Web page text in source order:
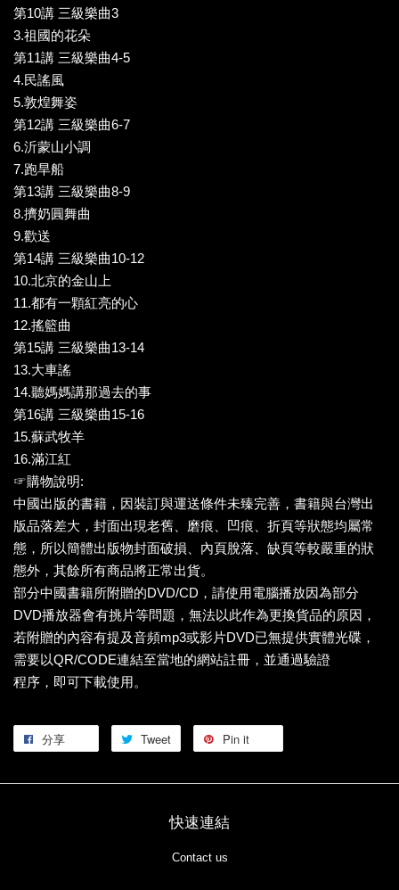
第10講 三級樂曲3
3.祖國的花朵
第11講 三級樂曲4-5
4.民謠風
5.敦煌舞姿
第12講 三級樂曲6-7
6.沂蒙山小調
7.跑旱船
第13講 三級樂曲8-9
8.擠奶圓舞曲
9.歡送
第14講 三級樂曲10-12
10.北京的金山上
11.都有一顆紅亮的心
12.搖籃曲
第15講 三級樂曲13-14
13.大車謠
14.聽媽媽講那過去的事
第16講 三級樂曲15-16
15.蘇武牧羊
16.滿江紅
☞購物說明:
中國出版的書籍，因裝訂與運送條件未臻完善，書籍與台灣出
版品落差大，封面出現老舊、磨痕、凹痕、折頁等狀態均屬常
態，所以簡體出版物封面破損、內頁脫落、缺頁等較嚴重的狀
態外，其餘所有商品將正常出貨。
部分中國書籍所附贈的DVD/CD，請使用電腦播放因為部分
DVD播放器會有挑片等問題，無法以此作為更換貨品的原因，
若附贈的內容有提及音頻mp3或影片DVD已無提供實體光碟，
需要以QR/CODE連結至當地的網站註冊，並通過驗證
程序，即可下載使用。
分享 Tweet Pin it
快速連結
Contact us